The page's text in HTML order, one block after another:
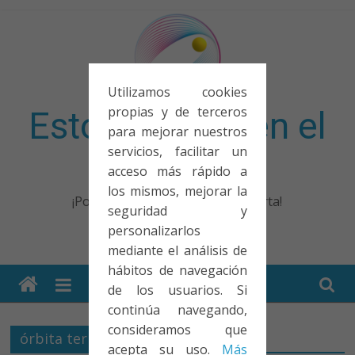
Utilizamos cookies
propias y de terceros
para mejorar nuestros
servicios, facilitar un
acceso más rápido a
los mismos, mejorar la
seguridad y
personalizarlos
mediante el análisis de
hábitos de navegación
de los usuarios. Si
continúa navegando,
consideramos que
acepta su uso. Más
Esto no entra en el
examen
¡Porque no solo el examen importa!
órbita terrestre